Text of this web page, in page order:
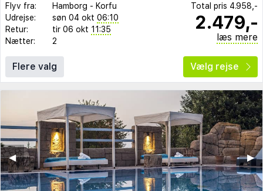
Flyv fra: Hamborg - Korfu
Udrejse:
søn 04 okt 06:10
Retur:
tir 06 okt 11:35
Nætter:
2
Total pris 4.958,-
2.479,-
læs mere
Flere valg Vælg rejse
▶︎
◀︎